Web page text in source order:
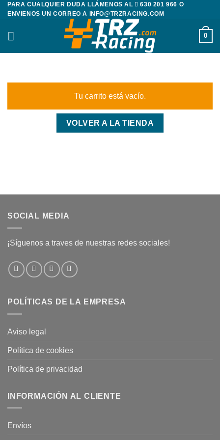
Saltar
contenido
PARA CUALQUIER DUDA LLÁMENOS AL 630 201 966 O
ENVIENOS UN CORREO A
INFO@TRZRACING.COM
0
Tu carrito está vacío.
VOLVER A LA TIENDA
SOCIAL MEDIA
¡Síguenos a traves de nuestras redes sociales!
POLÍTICAS DE LA EMPRESA
Aviso legal
Política de cookies
Política de privacidad
INFORMACIÓN AL CLIENTE
Envíos